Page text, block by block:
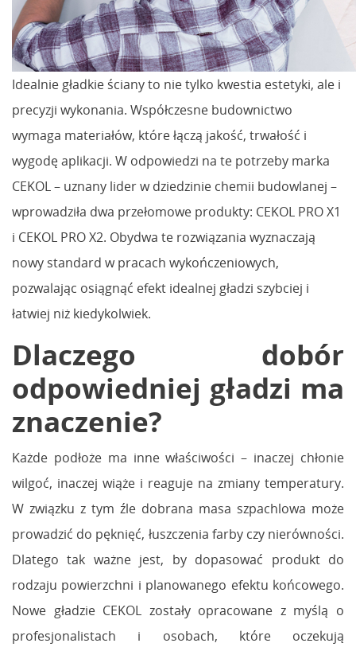
Idealnie gładkie ściany to nie tylko kwestia estetyki, ale i
precyzji wykonania. Współczesne budownictwo
wymaga materiałów, które łączą jakość, trwałość i
wygodę aplikacji. W odpowiedzi na te potrzeby marka
CEKOL – uznany lider w dziedzinie chemii budowlanej –
wprowadziła dwa przełomowe produkty: CEKOL PRO X1
i CEKOL PRO X2. Obydwa te rozwiązania wyznaczają
nowy standard w pracach wykończeniowych,
pozwalając osiągnąć efekt idealnej gładzi szybciej i
łatwiej niż kiedykolwiek.
Dlaczego dobór
odpowiedniej gładzi ma
znaczenie?
Każde podłoże ma inne właściwości – inaczej chłonie
wilgoć, inaczej wiąże i reaguje na zmiany temperatury.
W związku z tym źle dobrana masa szpachlowa może
prowadzić do pęknięć, łuszczenia farby czy nierówności.
Dlatego tak ważne jest, by dopasować produkt do
rodzaju powierzchni i planowanego efektu końcowego.
Nowe gładzie CEKOL zostały opracowane z myślą o
profesjonalistach i osobach, które oczekują